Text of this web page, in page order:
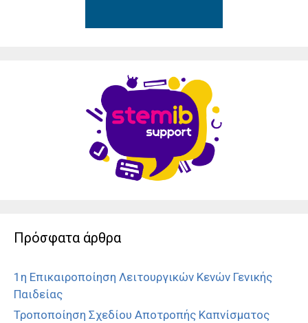
Πρόσφατα άρθρα
1η Επικαιροποίηση Λειτουργικών Κενών Γενικής
Παιδείας
Τροποποίηση Σχεδίου Αποτροπής Καπνίσματος